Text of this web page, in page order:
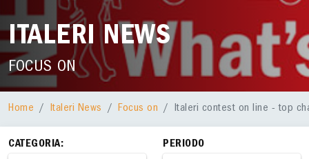
ITALERI NEWS
FOCUS ON
Home Italeri News Focus on Italeri contest on line - top
CATEGORIA: PERIODO